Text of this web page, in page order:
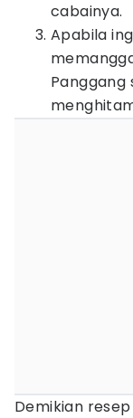
cabainya.
Apabila
Panggang
Demikian